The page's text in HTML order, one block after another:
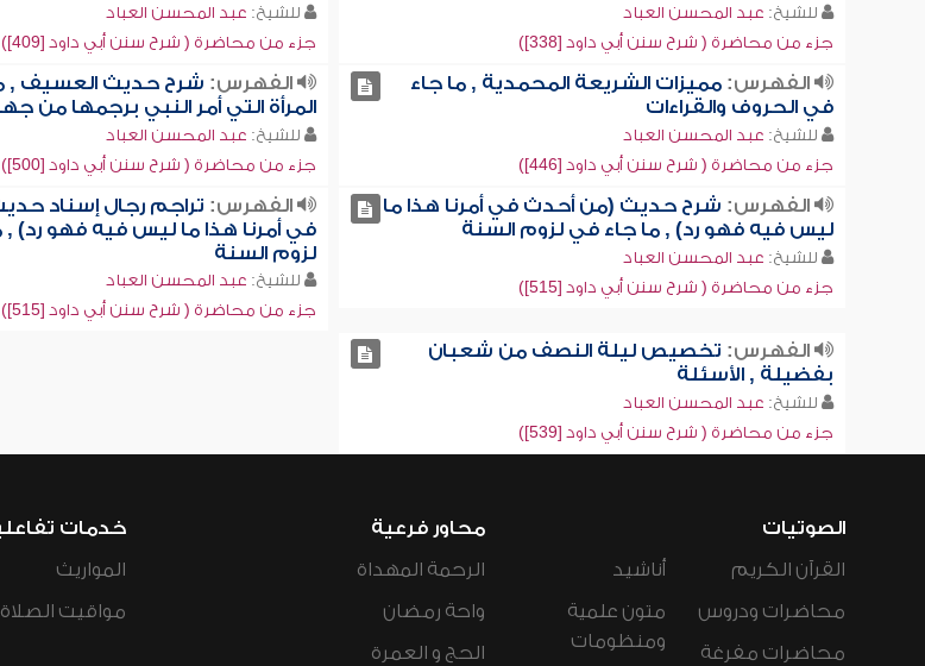
للشيخ: عبد المحسن العباد
جزء من محاضرة ( شرح سنن أبي داود [338])
للشيخ: عبد المحسن العباد
جزء من محاضرة ( شرح سنن أبي داود [409])
الفهرس:مميزات الشريعة المحمدية , ما جاء
في الحروف والقراءات
للشيخ: عبد المحسن العباد
جزء من محاضرة ( شرح سنن أبي داود [446])
الفهرس: شرح حديث العسيف ,
المرأة التي أمر النبي برجمها من
للشيخ: عبد المحسن العباد
جزء من محاضرة ( شرح سنن أبي داود [500])
الفهرس: شرح حديث (من أحدث في أمرنا هذا ما
ليس فيه فهو رد) , ما جاء في لزوم السنة
للشيخ: عبد المحسن العباد
جزء من محاضرة ( شرح سنن أبي داود [515])
الفهرس: تراجم رجال إسناد
في أمرنا هذا ما ليس فيه فهو رد) ,
لزوم السنة
للشيخ: عبد المحسن العباد
جزء من محاضرة ( شرح سنن أبي داود [515])
الفهرس: تخصيص ليلة النصف من شعبان
بفضيلة , الأسئلة
للشيخ: عبد المحسن العباد
جزء من محاضرة ( شرح سنن أبي داود [539])
الصوتيات
القرآن الكريم
محاضرات ودروس
محاضرات مفرغة
أناشيد
متون علمية
ومنظومات
محاور فرعية
الرحمة المهداة
واحة رمضان
الحج و العمرة
خدمات
المواريث
مواقيت الصلاة